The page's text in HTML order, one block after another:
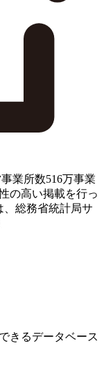
業所数516万事業
の高い掲載を行っ
総務省統計局サ
きるデータベース